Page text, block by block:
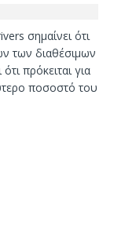
σημαίνει ότι
των διαθέσιμων
πρόκειται για
ποσοστό του